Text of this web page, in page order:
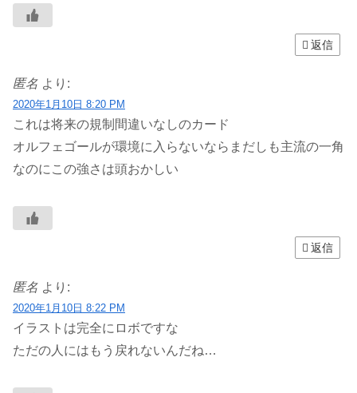
返信
匿名 より:
2020年1月10日 8:20 PM
これは将来の規制間違いなしのカード
オルフェゴールが環境に入らないならまだしも主流の一角
なのにこの強さは頭おかしい
返信
匿名 より:
2020年1月10日 8:22 PM
イラストは完全にロボですな
ただの人にはもう戻れないんだね…